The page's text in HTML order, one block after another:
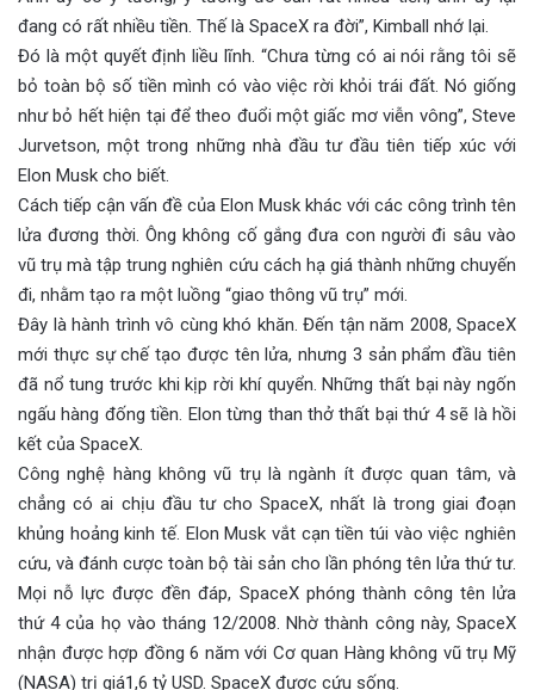
đang có rất nhiều tiền. Thế là SpaceX ra đời”, Kimball nhớ lại.
Đó là một quyết định liều lĩnh. “Chưa từng có ai nói rằng tôi sẽ
bỏ toàn bộ số tiền mình có vào việc rời khỏi trái đất. Nó giống
như bỏ hết hiện tại để theo đuổi một giấc mơ viễn vông”, Steve
Jurvetson, một trong những nhà đầu tư đầu tiên tiếp xúc với
Elon Musk cho biết.
Cách tiếp cận vấn đề của Elon Musk khác với các công trình tên
lửa đương thời. Ông không cố gắng đưa con người đi sâu vào
vũ trụ mà tập trung nghiên cứu cách hạ giá thành những chuyến
đi, nhằm tạo ra một luồng “giao thông vũ trụ” mới.
Đây là hành trình vô cùng khó khăn. Đến tận năm 2008, SpaceX
mới thực sự chế tạo được tên lửa, nhưng 3 sản phẩm đầu tiên
đã nổ tung trước khi kịp rời khí quyển. Những thất bại này ngốn
ngấu hàng đống tiền. Elon từng than thở thất bại thứ 4 sẽ là hồi
kết của SpaceX.
Công nghệ hàng không vũ trụ là ngành ít được quan tâm, và
chẳng có ai chịu đầu tư cho SpaceX, nhất là trong giai đoạn
khủng hoảng kinh tế. Elon Musk vắt cạn tiền túi vào việc nghiên
cứu, và đánh cược toàn bộ tài sản cho lần phóng tên lửa thứ tư.
Mọi nỗ lực được đền đáp, SpaceX phóng thành công tên lửa
thứ 4 của họ vào tháng 12/2008. Nhờ thành công này, SpaceX
nhận được hợp đồng 6 năm với Cơ quan Hàng không vũ trụ Mỹ
(NASA) trị giá1,6 tỷ USD. SpaceX được cứu sống.